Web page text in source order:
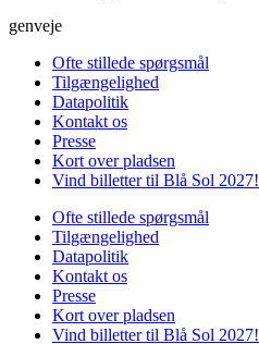
genveje
Ofte stillede spørgsmål
Tilgængelighed
Datapolitik
Kontakt os
Presse
Kort over pladsen
Vind billetter til Blå Sol 2027!
Ofte stillede spørgsmål
Tilgængelighed
Datapolitik
Kontakt os
Presse
Kort over pladsen
Vind billetter til Blå Sol 2027!